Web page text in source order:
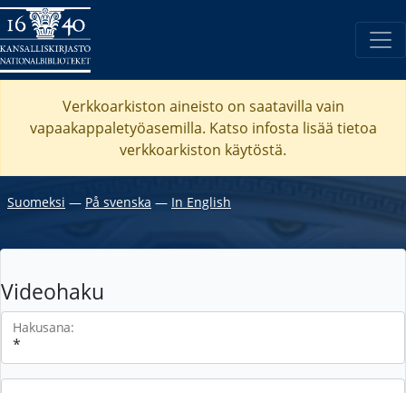
Verkkoarkiston aineisto on saatavilla vain
vapaakappaletyöasemilla. Katso infosta lisää tietoa
verkkoarkiston käytöstä.
Suomeksi ― På svenska ― In English
Videohaku
Hakusana: